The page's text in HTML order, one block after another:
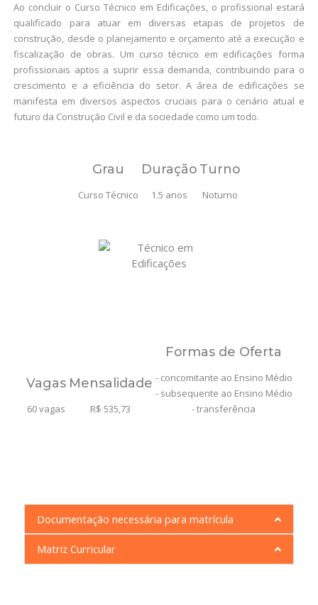
Ao concluir o Curso Técnico em Edificações, o profissional estará
qualificado para atuar em diversas etapas de projetos de
construção, desde o planejamento e orçamento até a execução e
fiscalização de obras. Um curso técnico em edificações forma
profissionais aptos a suprir essa demanda, contribuindo para o
crescimento e a eficiência do setor. A área de edificações se
manifesta em diversos aspectos cruciais para o cenário atual e
futuro da Construção Civil e da sociedade como um todo.
Grau
Curso Técnico
Duração
1.5 anos
Turno
Noturno
Vagas
60 vagas
Mensalidade
R$ 535,73
Formas de Oferta
- concomitante ao Ensino Médio
- subsequente ao Ensino Médio
- transferência
Documentação necessária para matrícula
Matriz Curricular